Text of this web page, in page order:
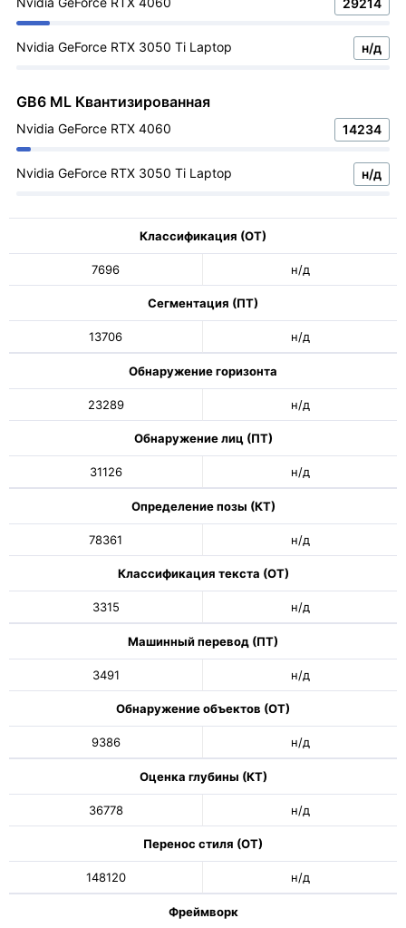
Nvidia GeForce RTX 3050 Ti Laptop н/д
GB6 ML Квантизированная
Nvidia GeForce RTX 4060 14234
Nvidia GeForce RTX 3050 Ti Laptop н/д
Классификация (ОТ)
7696 н/д
Сегментация (ПТ)
13706 н/д
Обнаружение горизонта
23289 н/д
Обнаружение лиц (ПТ)
31126 н/д
Определение позы (КТ)
78361 н/д
Классификация текста (ОТ)
3315 н/д
Машинный перевод (ПТ)
3491 н/д
Обнаружение объектов (ОТ)
9386 н/д
Оценка глубины (КТ)
36778 н/д
Перенос стиля (ОТ)
148120 н/д
Фреймворк